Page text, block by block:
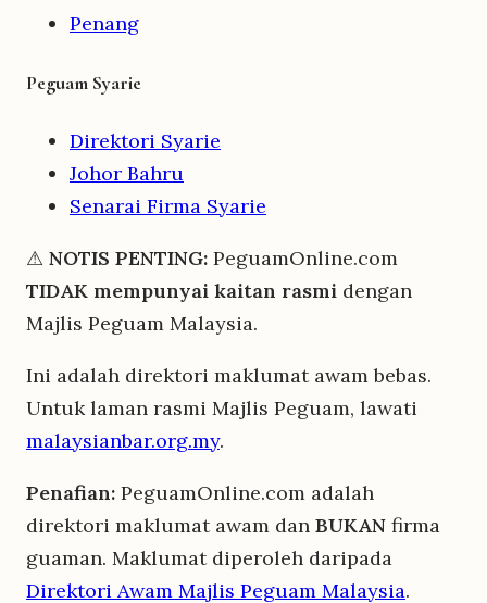
Penang
Peguam Syarie
Direktori Syarie
Johor Bahru
Senarai Firma Syarie
⚠ NOTIS PENTING: PeguamOnline.com
TIDAK mempunyai kaitan rasmi dengan
Majlis Peguam Malaysia.
Ini adalah direktori maklumat awam bebas.
Untuk laman rasmi Majlis Peguam, lawati
malaysianbar.org.my.
Penafian: PeguamOnline.com adalah
direktori maklumat awam dan BUKAN firma
guaman. Maklumat diperoleh daripada
Direktori Awam Majlis Peguam Malaysia.